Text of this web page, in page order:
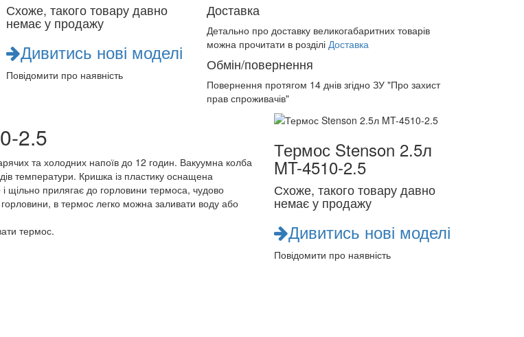
Схоже, такого товару давно
немає у продажу
Дивитись нові моделі
Повідомити про наявність
Доставка
Детально про доставку великогабаритних товарів
можна прочитати в розділі Доставка
Обмін/повернення
Повернення протягом 14 днів згідно ЗУ "Про захист
прав спроживачів"
2.5
та холодних напоїв до 12 годин. Вакуумна колба
температури. Кришка із пластику оснащена
щільно прилягає до горловини термоса, чудово
в термос легко можна заливати воду або
термос.
Термос Stenson 2.5л
MT-4510-2.5
Схоже, такого товару давно
немає у продажу
Дивитись нові моделі
Повідомити про наявність